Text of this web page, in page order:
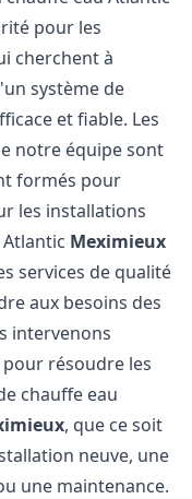
pour les
cherchent à
système de
et fiable. Les
notre équipe sont
formés pour
les installations
Meximieux
services de qualité
aux besoins des
intervenons
résoudre les
chauffe eau
, que ce soit
neuve, une
une maintenance.